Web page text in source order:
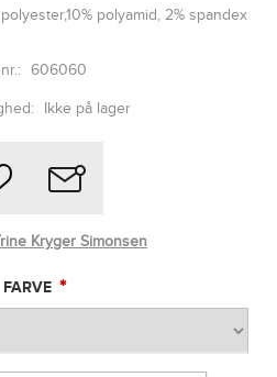
polyamid, 2% spandex
606060
Ikke på lager
Kryger Simonsen
FARVE *